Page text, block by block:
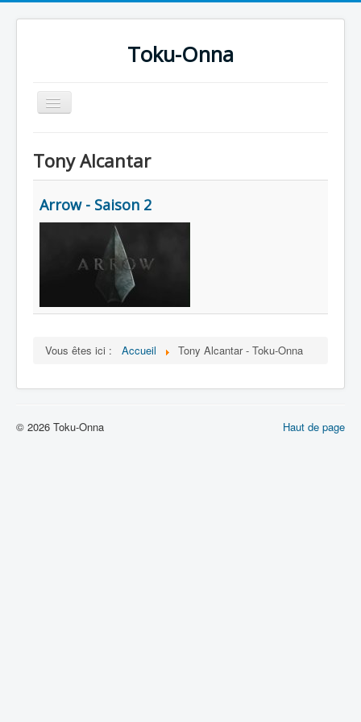
Toku-Onna
Basculer
la
Toku-Actrices
Toku-Critiques
Séries
Dessins
Tony Alcantar
Arrow - Saison 2
Vous êtes ici : Accueil Tony Alcantar - Toku-Onna
Haut de page
© 2026 Toku-Onna